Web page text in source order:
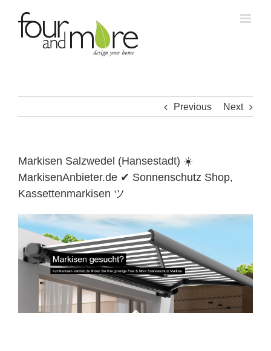
content
Previous Next
Markisen Salzwedel (Hansestadt) ☀️
MarkisenAnbieter.de ✔ Sonnenschutz Shop,
Kassettenmarkisen ツ